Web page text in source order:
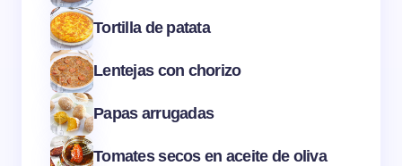
Tortilla de patata
Lentejas con chorizo
Papas arrugadas
Tomates secos en aceite de oliva